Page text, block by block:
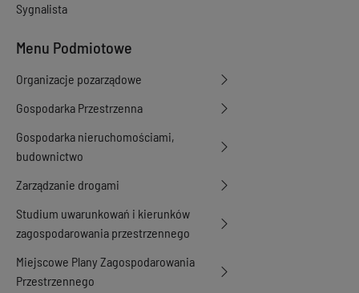
Sygnalista
Menu Podmiotowe
Organizacje pozarządowe
Gospodarka Przestrzenna
Gospodarka nieruchomościami,
budownictwo
Zarządzanie drogami
Studium uwarunkowań i kierunków
zagospodarowania przestrzennego
Miejscowe Plany Zagospodarowania
Przestrzennego